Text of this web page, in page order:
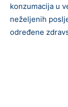
konzumacija u
neželjenih
određene